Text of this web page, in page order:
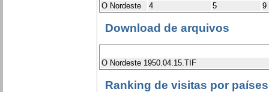
O Nordeste
4 5 9
Download de arquivos
O Nordeste 1950.04.15.TIF
Ranking de visitas por países